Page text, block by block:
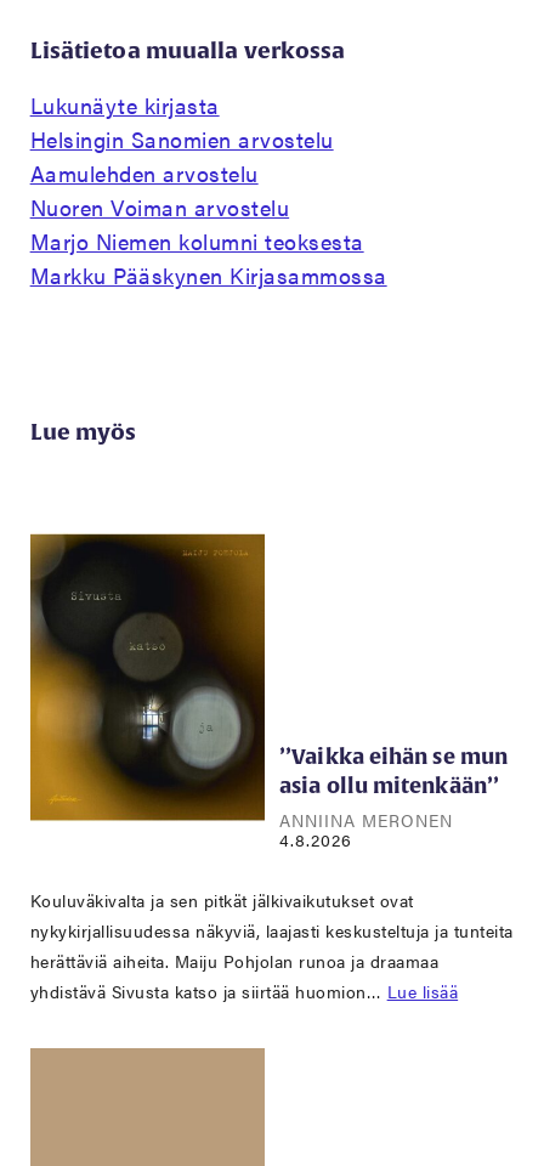
Lisätietoa muualla verkossa
Lukunäyte kirjasta
Helsingin Sanomien arvostelu
Aamulehden arvostelu
Nuoren Voiman arvostelu
Marjo Niemen kolumni teoksesta
Markku Pääskynen Kirjasammossa
Lue myös
’’Vaikka eihän se mun
asia ollu mitenkään’’
ANNIINA MERONEN
4.8.2026
Kouluväkivalta ja sen pitkät jälkivaikutukset ovat
nykykirjallisuudessa näkyviä, laajasti keskusteltuja ja tunteita
herättäviä aiheita. Maiju Pohjolan runoa ja draamaa
yhdistävä Sivusta katso ja siirtää huomion… Lue lisää